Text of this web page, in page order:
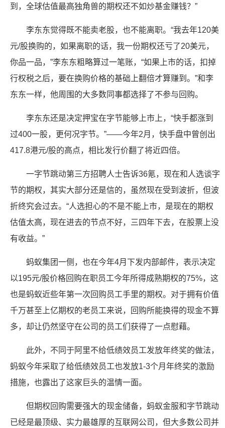
到，全球估值最高独角兽的期权还不如炒基金赚钱？”
李东东觉得既不能卖老股，也不能离职。“我去年120美
元/股换购的，如果离职的话，我一份期权还亏了20美元，
你品一品，”李东东粗略算过一笔账，“如果上市的话，扣掉
行权税之后，要在换购价格的基础上翻倍才算赚到。”和李
东东一样，他周围的大多数同事都选择了不参与回购。
李东东还是决定押宝在字节能够上市上，“快手都涨到
过400一股，更何况字节。”——今年2月，快手盘中曾创出
417.8港元/股的高点，相比发行价翻了将近四倍。
一字节跳动第三方招聘人士告诉36氪，现在和人选谈字
节的期权，其实大部分还是信的，虽然现在受到波折，但波
折终究会过去。“人选担心的不是不能上市，是现在的期权
估值太高，现在进去的节点不好，三四年下去，在股票上没
有收益。”
蚂蚁集团一侧，也在今年4月下发内部邮件，表示决定
以195元/股价格回购在职员工今年所得成熟期权的75%，这
也是蚂蚁近些年第一次回购员工手里的期权。对于拥有价值
千万甚至上亿期权的老员工来说，回购所能换得的现金不算
多，却让仍然坚守在公司的员工们获得了一点慰藉。
此外，不同于阿里不给低绩效员工发放年终奖的做法，
蚂蚁今年采取了给低绩效员工也发放1-3个月年终奖的激励
措施，也露出了这家巨头的温情一面。
但期权回购需要强大的现金储备，蚂蚁金服和字节跳动
已经是最顶级、实力最雄厚的互联网公司，但大多数公司并